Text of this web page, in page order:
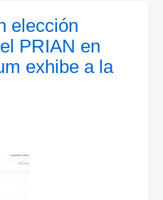
elección
PRIAN en
exhibe a la